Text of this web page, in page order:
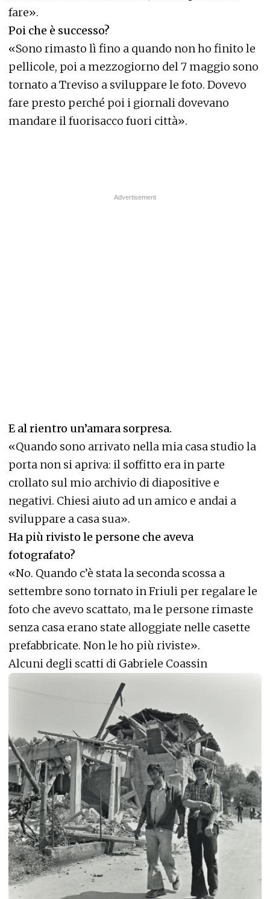
fare».
Poi che è successo?
«Sono rimasto lì fino a quando non ho finito le
pellicole, poi a mezzogiorno del 7 maggio sono
tornato a Treviso a sviluppare le foto. Dovevo
fare presto perché poi i giornali dovevano
mandare il fuorisacco fuori città».
E al rientro un’amara sorpresa.
«Quando sono arrivato nella mia casa studio la
porta non si apriva: il soffitto era in parte
crollato sul mio archivio di diapositive e
negativi. Chiesi aiuto ad un amico e andai a
sviluppare a casa sua».
Ha più rivisto le persone che aveva
fotografato?
«No. Quando c’è stata la seconda scossa a
settembre sono tornato in Friuli per regalare le
foto che avevo scattato, ma le persone rimaste
senza casa erano state alloggiate nelle casette
prefabbricate. Non le ho più riviste».
Alcuni degli scatti di Gabriele Coassin